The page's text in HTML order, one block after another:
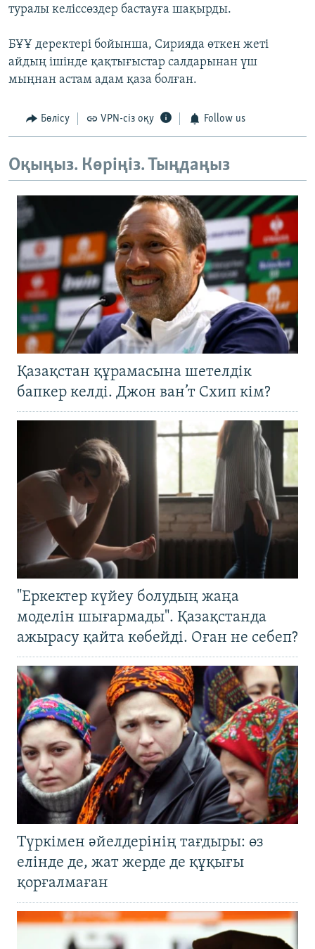
туралы келіссөздер бастауға шақырды.
БҰҰ деректері бойынша, Сирияда өткен жеті
айдың ішінде қақтығыстар салдарынан үш
мыңнан астам адам қаза болған.
Бөлісу VPN-сіз оқу Follow us
Оқыңыз. Көріңіз. Тыңдаңыз
Қазақстан құрамасына шетелдік
бапкер келді. Джон ван’т Схип кім?
"Еркектер күйеу болудың жаңа
моделін шығармады". Қазақстанда
ажырасу қайта көбейді. Оған не себеп?
Түркімен әйелдерінің тағдыры: өз
елінде де, жат жерде де құқығы
қорғалмаған